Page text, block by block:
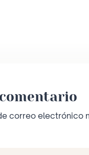
correo electrónico